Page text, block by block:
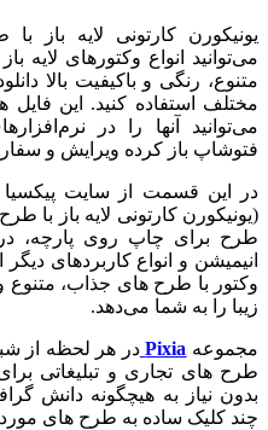
یونیکورن کارتونی لایه باز
می‌توانید انواع وکتورهای لایه
متنوع، رنگی و باکیفیت بالا
می‌توانید آنها را در
فتوشاپ باز کرده ویرایش و
در این قسمت از سایت پیکسیا
(یونیکورن کارتونی لایه باز با
طرح برای چاپ روی پارچه،
انیمیشن و انواع کاربردهای
وکتور با طرح های جذاب، متنوع
زیبا را به شما می‌دهد.
مجموعه Pixia در هر لحظه از
طرح های تجاری و تبلیغاتی
بدون نیاز به هیچگونه دانش
چند کلیک ساده به طرح های